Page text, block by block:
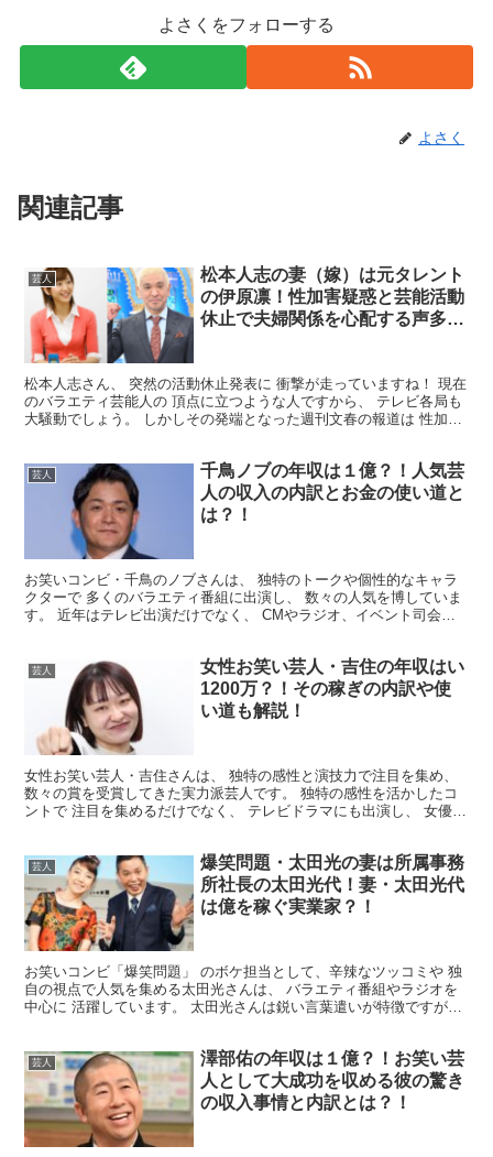
よさくをフォローする
よさく
関連記事
芸人
松本人志の妻（嫁）は元タレント
の伊原凛！性加害疑惑と芸能活動
休止で夫婦関係を心配する声多
松本人志さん、 突然の活動休止発表に 衝撃が走っていますね！ 現在
のバラエティ芸能人の 頂点に立つような人ですから、 テレビ各局も
大騒動でしょう。 しかしその発端となった週刊文春の報道は 性加
芸人
千鳥ノブの年収は１億？！人気芸
人の収入の内訳とお金の使い道と
は？！
お笑いコンビ・千鳥のノブさんは、 独特のトークや個性的なキャラ
クターで 多くのバラエティ番組に出演し、 数々の人気を博していま
す。 近年はテレビ出演だけでなく、 CMやラジオ、イベント司会な
芸人
女性お笑い芸人・吉住の年収はい
1200万？！その稼ぎの内訳や使
い道も解説！
女性お笑い芸人・吉住さんは、 独特の感性と演技力で注目を集め、
数々の賞を受賞してきた実力派芸人です。 独特の感性を活かしたコ
ントで 注目を集めるだけでなく、 テレビドラマにも出演し、 女優と
芸人
爆笑問題・太田光の妻は所属事務
所社長の太田光代！妻・太田光代
は億を稼ぐ実業家？！
お笑いコンビ「爆笑問題」 のボケ担当として、辛辣なツッコミや 独
自の視点で人気を集める太田光さんは、 バラエティ番組やラジオを
中心に 活躍しています。 太田光さんは鋭い言葉遣いが特徴ですが、
芸人
澤部佑の年収は１億？！お笑い芸
人として大成功を収める彼の驚き
の収入事情と内訳とは？！